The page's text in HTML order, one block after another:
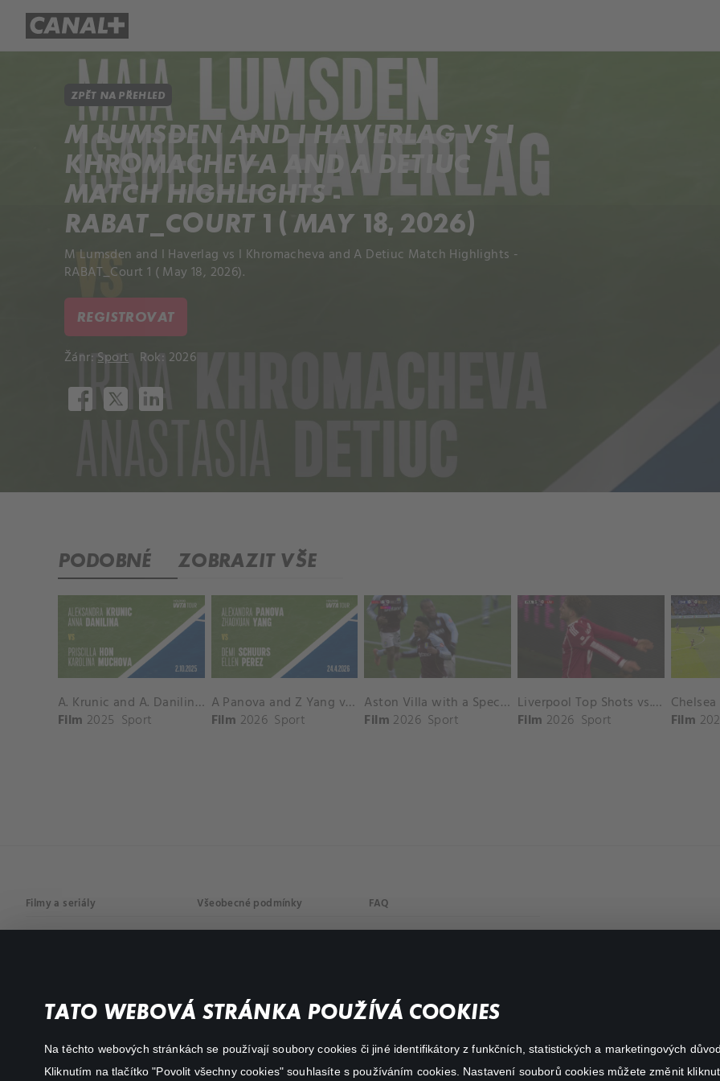
TATO WEBOVÁ STRÁNKA POUŽÍVÁ COOKIES
Na těchto webových stránkách se používají soubory cookies či jiné identifikátory z funkčních, statistických a marketingových
Kliknutím na tlačítko "Povolit všechny cookies" souhlasíte s používáním cookies. Nastavení souborů cookies můžete změnit
ZPĚT NA PŘEHLED
M LUMSDEN AND I HAVERLAG VS I
KHROMACHEVA AND A DETIUC
MATCH HIGHLIGHTS -
RABAT_COURT 1 ( MAY 18, 2026)
M Lumsden and I Haverlag vs I Khromacheva and A Detiuc Match Highlights -
RABAT_Court 1 ( May 18, 2026).
REGISTROVAT
Žánr:Sport Rok: 2026
PODOBNÉ ZOBRAZIT VŠE
A. Krunic and A. Danilina vs. P. Hon and K. Muchova Match Highlights - BEIJING_Capital Group Diamond ( October 02, 2025)
Film 2025 Sport
A Panova and Z Yang vs D Schuurs and E Perez Match Highlights - MADRID_Court 8 ( April 24, 2026)
Film 2026 Sport
Aston Villa with a Spectacular Goal vs. Nottingham Forest
Film 2026 Sport
Liverpool Top Shots vs. Fulham
Film 2026 Sport
Film
Filmy a seriály
Akční
Všeobecné podmínky FAQ